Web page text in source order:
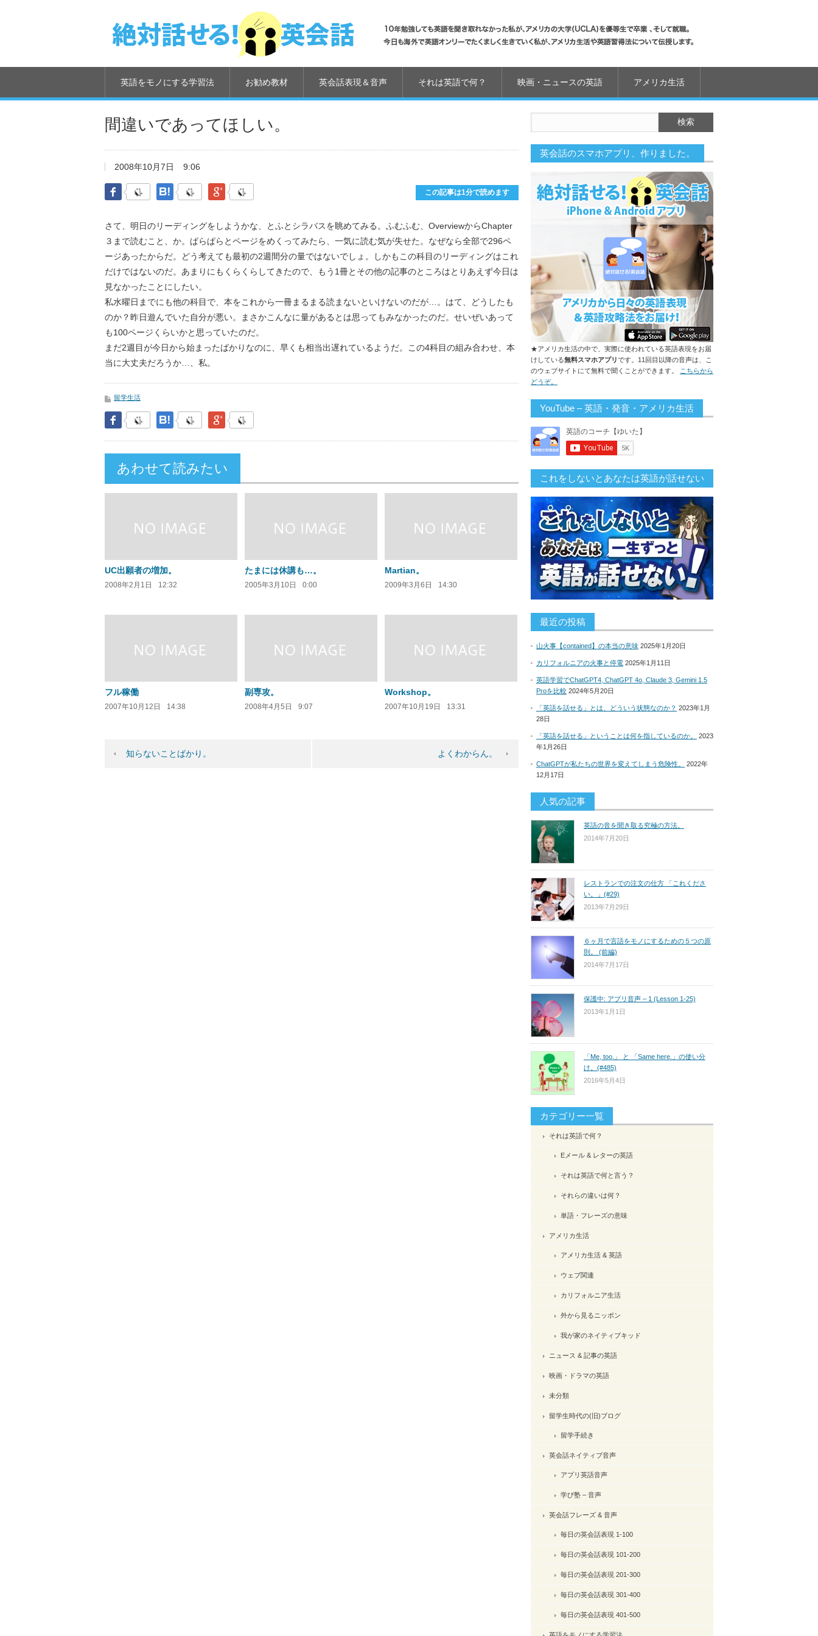
英語をモノにする学習法 お勧め教材 英会話表現＆音声 それは英語で何？ 映画・ニュースの英語 アメリカ生活
間違いであってほしい。
2008年10月7日 9:06
Facebook はてなブックマークGoogle Plus この記事は1分で読めます
さて、明日のリーディングをしようかな、とふとシラバスを眺めてみる。ふむふむ、OverviewからChapter
３まで読むこと、か。ぱらぱらとページをめくってみたら、一気に読む気が失せた。なぜなら全部で296ペ
ージあったからだ。どう考えても最初の2週間分の量ではないでしょ。しかもこの科目のリーディングはこれ
だけではないのだ。あまりにもくらくらしてきたので、もう1冊とその他の記事のところはとりあえず今日は
見なかったことにしたい。
私水曜日までにも他の科目で、本をこれから一冊まるまる読まないといけないのだが…。はて、どうしたも
のか？昨日遊んでいた自分が悪い。まさかこんなに量があるとは思ってもみなかったのだ。せいぜいあって
も100ページくらいかと思っていたのだ。
まだ2週目が今日から始まったばかりなのに、早くも相当出遅れているようだ。この4科目の組み合わせ、本
当に大丈夫だろうか…、私。
留学生活
Facebook はてなブックマークGoogle Plus
あわせて読みたい
UC出願者の増加。
2008年2月1日 12:32
たまには休講も…。
2005年3月10日 0:00
Martian。
2009年3月6日 14:30
フル稼働
2007年10月12日 14:38
副専攻。
2008年4月5日 9:07
Workshop。
2007年10月19日 13:31
知らないことばかり。 よくわからん。
英会話のスマホアプリ、作りました。
★アメリカ生活の中で、実際に使われている英語表現をお届
けしている無料スマホアプリです。11回目以降の音声は、こ
のウェブサイトにて無料で聞くことができます。
こちらから
どうぞ。
YouTube – 英語・発音・アメリカ生活
これをしないとあなたは英語が話せない
最近の投稿
山火事【contained】の本当の意味 2025年1月20日
カリフォルニアの火事と停電 2025年1月11日
英語学習でChatGPT4, ChatGPT 4o, Claude 3, Gemini 1.5
Proを比較 2024年5月20日
「英語を話せる」とは、どういう状態なのか？ 2023年1月
28日
「英語を話せる」ということは何を指しているのか。
2023
年1月26日
ChatGPTが私たちの世界を変えてしまう危険性。
2022年
12月17日
人気の記事
英語の音を聞き取る究極の方法。
2014年7月20日
レストランでの注文の仕方 「これくださ
い。」(#29)
2013年7月29日
６ヶ月で言語をモノにするための５つの原
則。 (前編)
2014年7月17日
保護中: アプリ音声 – 1 (Lesson 1-25)
2013年1月1日
「Me, too.」 と 「Same here.」の使い分
け。(#485)
2016年5月4日
カテゴリー一覧
それは英語で何？
Eメール & レターの英語
それは英語で何と言う？
それらの違いは何？
単語・フレーズの意味
アメリカ生活
アメリカ生活 & 英語
ウェブ関連
カリフォルニア生活
外から見るニッポン
我が家のネイティブキッド
ニュース & 記事の英語
映画・ドラマの英語
未分類
留学生時代の(旧)ブログ
留学手続き
英会話ネイティブ音声
アプリ英語音声
学び塾 – 音声
英会話フレーズ & 音声
毎日の英会話表現 1-100
毎日の英会話表現 101-200
毎日の英会話表現 201-300
毎日の英会話表現 301-400
毎日の英会話表現 401-500